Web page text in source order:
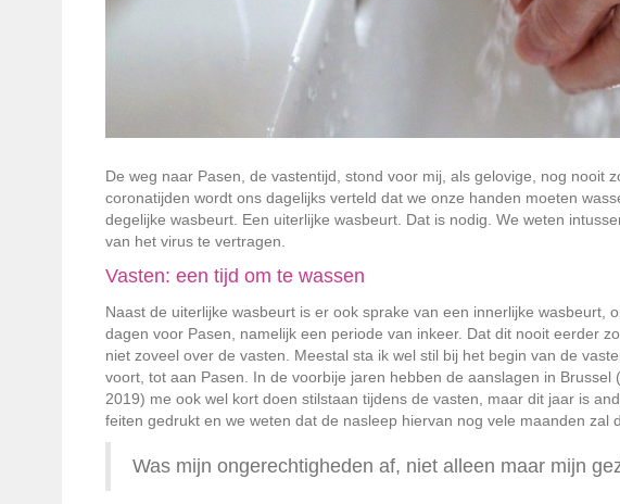
De weg naar Pasen, de vastentijd, stond voor mij, als gelovige, nog nooit
coronatijden wordt ons dagelijks verteld dat we onze handen moeten
degelijke wasbeurt. Een uiterlijke wasbeurt. Dat is nodig. We weten
van het virus te vertragen.
Vasten: een tijd om te wassen
Naast de uiterlijke wasbeurt is er ook sprake van een innerlijke wasbeurt,
dagen voor Pasen, namelijk een periode van inkeer. Dat dit nooit eerder
niet zoveel over de vasten. Meestal sta ik wel stil bij het begin van de
voort, tot aan Pasen. In de voorbije jaren hebben de aanslagen in
2019) me ook wel kort doen stilstaan tijdens de vasten, maar dit jaar is
feiten gedrukt en we weten dat de nasleep hiervan nog vele maanden zal
Was mijn ongerechtigheden af, niet alleen maar mijn